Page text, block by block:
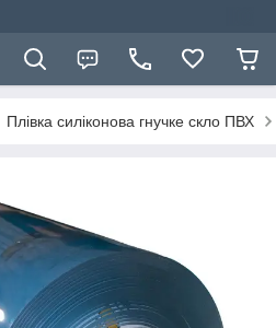
Плівка силіконова гнучке скло ПВХ